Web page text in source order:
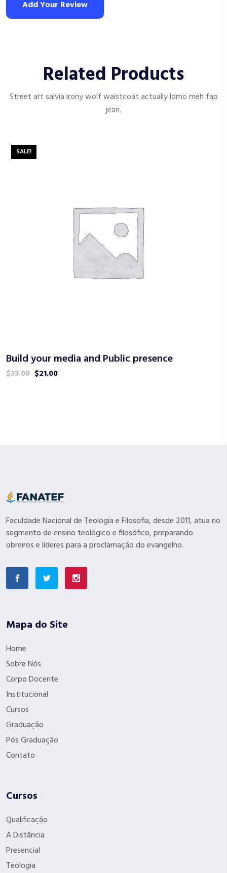
Add Your Review
Related Products
Street art salvia irony wolf waistcoat actually lomo meh fap
jean.
SALE!
Build your media and Public presence
$33.00 $21.00
Faculdade Nacional de Teologia e Filosofia, desde 2011, atua no
segmento de ensino teológico e filosófico, preparando
obreiros e líderes para a proclamação do evangelho.
Mapa do Site
Home
Sobre Nós
Corpo Docente
Institucional
Cursos
Graduação
Pós Graduação
Contato
Cursos
Qualificação
A Distância
Presencial
Teologia